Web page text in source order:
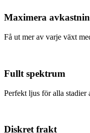
Maximera
Få ut mer av varje växt
Fullt spektrum
Perfekt ljus för alla
Diskret frakt